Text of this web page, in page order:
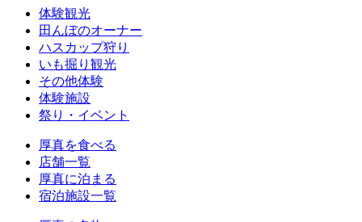
体験観光
田んぼのオーナー
ハスカップ狩り
いも掘り観光
その他体験
体験施設
祭り・イベント
厚真を食べる
店舗一覧
厚真に泊まる
宿泊施設一覧